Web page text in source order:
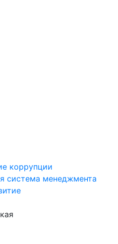
коррупции
система менеджмента